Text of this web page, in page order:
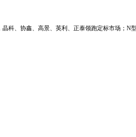
科、协鑫、高景、英利、正泰领跑定标市场；N型